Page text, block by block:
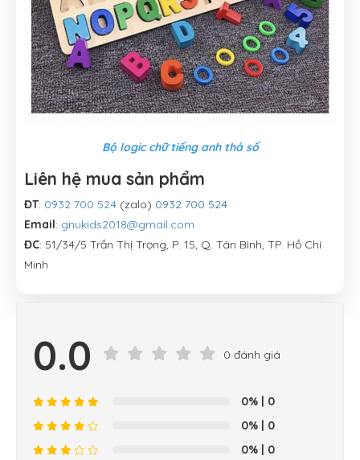
Bộ logic chữ tiếng anh thả số
Liên hệ mua sản phẩm
ĐT: 0932 700 524 (zalo) 0932 700 524
Email: gnukids2018@gmail.com
ĐC: 51/34/5 Trần Thị Trọng, P. 15, Q. Tân Bình, TP. Hồ Chí
Minh
0.0 0 đánh giá
0% | 0
0% | 0
0% | 0